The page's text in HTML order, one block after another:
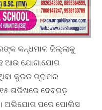
କନ୍ଧମାଳ ଜିଲ୍ଲାକୁ
ଆଉ ଯୋଗାଯୋଗ
କୁରଡ ଗ୍ରାମର
ତାରିଖରେ ଦେବଗଡ଼
ଅଭିଯୋଗ ପରେ ପୋଲିସ